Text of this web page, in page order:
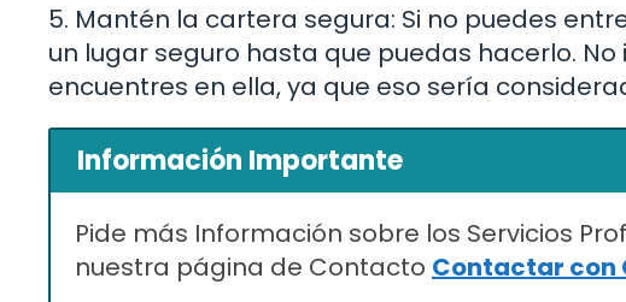
5. Mantén la cartera segura: Si no puedes
un lugar seguro hasta que puedas hacerlo.
encuentres en ella, ya que eso sería
Información Importante
Pide más Información sobre los Servicios
nuestra página de Contacto Contactar con